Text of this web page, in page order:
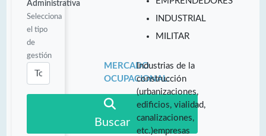
Administrativa
Selecciona
el tipo
de
gestión
Buscar
INDUSTRIAL
MILITAR
MERCADO
OCUPACIONAL:
Industrias de la
construcción
(urbanizaciones,
edificios, vialidad,
canalizaciones,
etc.)empresas